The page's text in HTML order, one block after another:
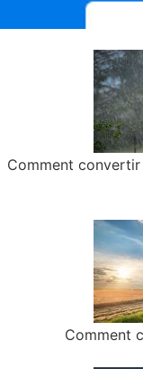
Comment
Comment